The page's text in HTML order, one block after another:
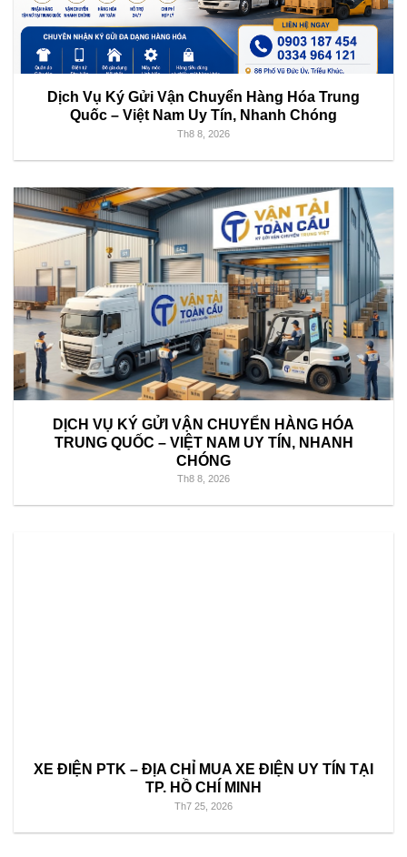
Dịch Vụ Ký Gửi Vận Chuyển Hàng Hóa Trung
Quốc – Việt Nam Uy Tín, Nhanh Chóng
Th8 8, 2026
DỊCH VỤ KÝ GỬI VẬN CHUYỂN HÀNG HÓA
TRUNG QUỐC – VIỆT NAM UY TÍN, NHANH
CHÓNG
Th8 8, 2026
XE ĐIỆN PTK – ĐỊA CHỈ MUA XE ĐIỆN UY TÍN TẠI
TP. HỒ CHÍ MINH
Th7 25, 2026